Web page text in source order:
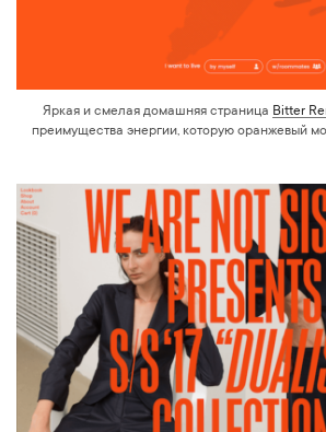
Яркая и смелая домашняя страница Bitter
преимущества энергии, которую оранжевый